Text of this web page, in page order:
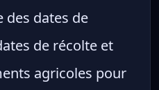
des dates de
de récolte et
agricoles pour